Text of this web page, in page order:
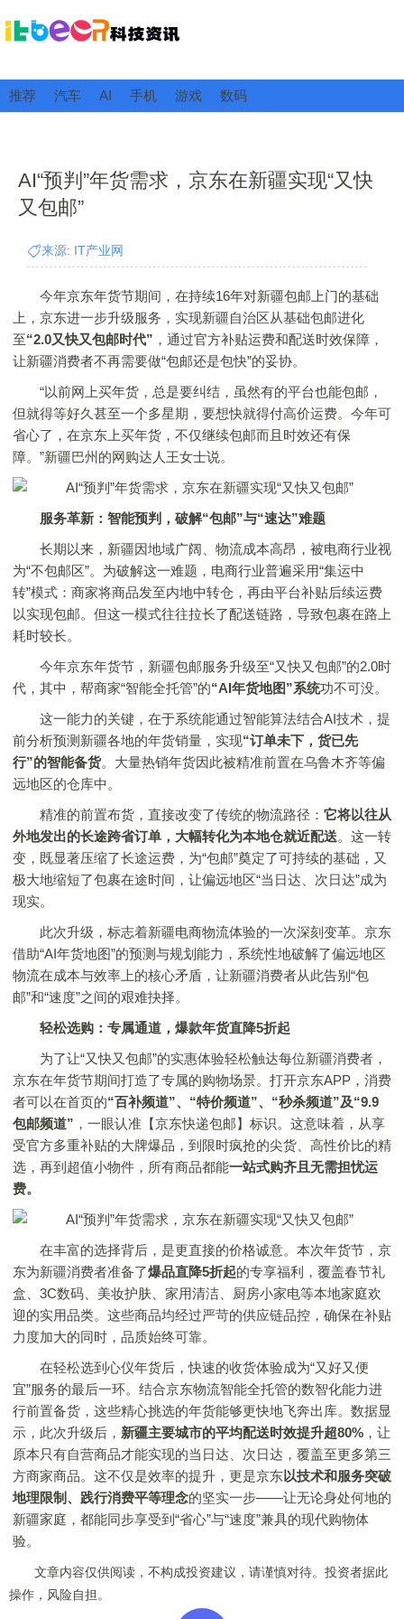
推荐 汽车 AI 手机 游戏 数码
AI“预判”年货需求，京东在新疆实现“又快
又包邮”
来源: IT产业网
今年京东年货节期间，在持续16年对新疆包邮上门的基础
上，京东进一步升级服务，实现新疆自治区从基础包邮进化
至“2.0又快又包邮时代” ，通过官方补贴运费和配送时效保障，
让新疆消费者不再需要做“包邮还是包快”的妥协。
“以前网上买年货，总是要纠结，虽然有的平台也能包邮，
但就得等好久甚至一个多星期，要想快就得付高价运费。今年可
省心了，在京东上买年货，不仅继续包邮而且时效还有保
障。”新疆巴州的网购达人王女士说。
服务革新：智能预判，破解“包邮”与“速达”难题
长期以来，新疆因地域广阔、物流成本高昂，被电商行业视
为“不包邮区”。为破解这一难题，电商行业普遍采用“集运中
转”模式：商家将商品发至内地中转仓，再由平台补贴后续运费
以实现包邮。但这一模式往往拉长了配送链路，导致包裹在路上
耗时较长。
今年京东年货节，新疆包邮服务升级至“又快又包邮”的2.0时
代，其中，帮商家“智能全托管”的“AI年货地图”系统功不可没。
这一能力的关键，在于系统能通过智能算法结合AI技术，提
前分析预测新疆各地的年货销量，实现“订单未下，货已先
行”的智能备货。大量热销年货因此被精准前置在乌鲁木齐等偏
远地区的仓库中。
精准的前置布货，直接改变了传统的物流路径： 它将以往从
外地发出的长途跨省订单，大幅转化为本地仓就近配送。这一转
变，既显著压缩了长途运费，为“包邮”奠定了可持续的基础，又
极大地缩短了包裹在途时间，让偏远地区“当日达、次日达”成为
现实。
此次升级，标志着新疆电商物流体验的一次深刻变革。京东
借助“AI年货地图”的预测与规划能力，系统性地破解了偏远地区
物流在成本与效率上的核心矛盾，让新疆消费者从此告别“包
邮”和“速度”之间的艰难抉择。
轻松选购：专属通道， 爆款年货直降5折起
为了让“又快又包邮”的实惠体验轻松触达每位新疆消费者，
京东在年货节期间打造了专属的购物场景。打开京东APP，消费
者可以在首页的“百补频道”、“特价频道”、“秒杀频道”及“9.9
包邮频道” ，一眼认准【京东快递包邮】标识。这意味着，从享
受官方多重补贴的大牌爆品，到限时疯抢的尖货、高性价比的精
选，再到超值小物件，所有商品都能一站式购齐且无需担忧运
费。
在丰富的选择背后，是更直接的价格诚意。本次年货节，京
东为新疆消费者准备了爆品直降5折起的专享福利，覆盖春节礼
盒、3C数码、美妆护肤、家用清洁、厨房小家电等本地家庭欢
迎的实用品类。这些商品均经过严苛的供应链品控，确保在补贴
力度加大的同时，品质始终可靠。
在轻松选到心仪年货后，快速的收货体验成为“又好又便
宜”服务的最后一环。结合京东物流智能全托管的数智化能力进
行前置备货，这些精心挑选的年货能够更快地飞奔出库。数据显
示，此次升级后， 新疆主要城市的平均配送时效提升超80% ，让
原本只有自营商品才能实现的当日达、次日达，覆盖至更多第三
方商家商品。这不仅是效率的提升，更是京东以技术和服务突破
地理限制、 践行消费平等理念的坚实一步——让无论身处何地的
新疆家庭，都能同步享受到“省心”与“速度”兼具的现代购物体
验。
文章内容仅供阅读，不构成投资建议，请谨慎对待。投资者据此
操作，风险自担。